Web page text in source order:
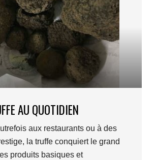
AU QUOTIDIEN
aux restaurants ou à des
la truffe conquiert le grand
produits basiques et